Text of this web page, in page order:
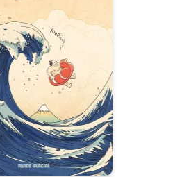
Japon
Date de parution :
délirante et
du Japon
traditionnel.